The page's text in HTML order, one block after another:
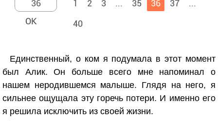
1 2 3 ... 35 36 37
...
40
Единственный, о ком я подумала в этот момент
был Алик. Он больше всего мне напоминал о
нашем неродившемся малыше. Глядя на него, я
сильнее ощущала эту горечь потери. И именно его
я решила исключить из своей жизни.